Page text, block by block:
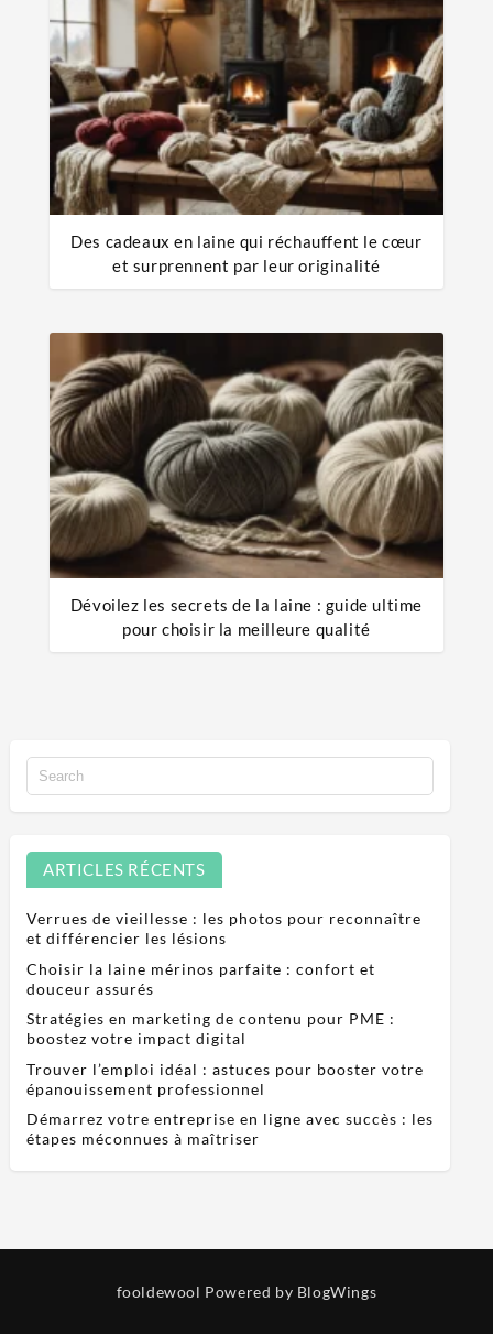
Des cadeaux en laine qui réchauffent le cœur
et surprennent par leur originalité
Dévoilez les secrets de la laine : guide ultime
pour choisir la meilleure qualité
ARTICLES RÉCENTS
Verrues de vieillesse : les photos pour reconnaître
et différencier les lésions
Choisir la laine mérinos parfaite : confort et
douceur assurés
Stratégies en marketing de contenu pour PME :
boostez votre impact digital
Trouver l’emploi idéal : astuces pour booster votre
épanouissement professionnel
Démarrez votre entreprise en ligne avec succès : les
étapes méconnues à maîtriser
fooldewool Powered by BlogWings